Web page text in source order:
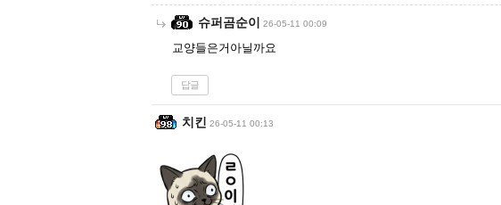
슈퍼곰순이 26-05-11 00:09
교양들은거아닐까요
답글
치킨 26-05-11 00:13